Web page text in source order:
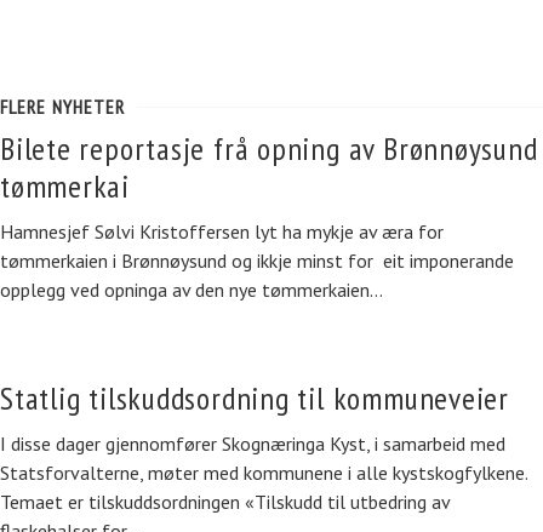
FLERE NYHETER
Bilete reportasje frå opning av Brønnøysund
tømmerkai
Hamnesjef Sølvi Kristoffersen lyt ha mykje av æra for
tømmerkaien i Brønnøysund og ikkje minst for eit imponerande
opplegg ved opninga av den nye tømmerkaien…
Statlig tilskuddsordning til kommuneveier
I disse dager gjennomfører Skognæringa Kyst, i samarbeid med
Statsforvalterne, møter med kommunene i alle kystskogfylkene.
Temaet er tilskuddsordningen «Tilskudd til utbedring av